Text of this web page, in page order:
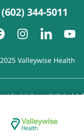
(602) 344-5011
Valleywise Health
|Accesibilidad|
de Prohibición de la
con respecto